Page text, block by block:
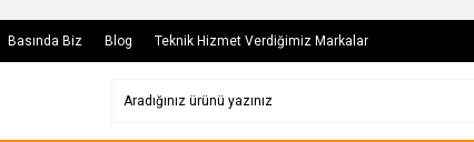
Basında Biz Blog Teknik Hizmet Verdiğimiz Markalar